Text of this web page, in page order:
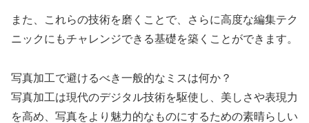
また、これらの技術を磨くことで、さらに高度な編集テク
ニックにもチャレンジできる基礎を築くことができます。
写真加工で避けるべき一般的なミスは何か？
写真加工は現代のデジタル技術を駆使し、美しさや表現力
を高め、写真をより魅力的なものにするための素晴らしい